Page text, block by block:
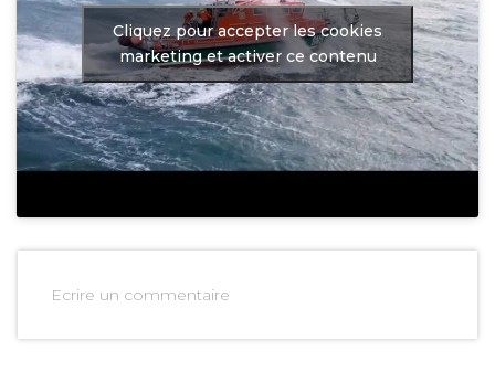
Cliquez pour accepter les cookies
marketing et activer ce contenu
Ecrire un commentaire